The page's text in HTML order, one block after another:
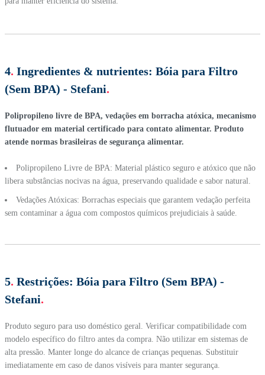
4. Ingredientes & nutrientes: Bóia para Filtro
(Sem BPA) - Stefani.
Polipropileno livre de BPA, vedações em borracha atóxica, mecanismo
flutuador em material certificado para contato alimentar. Produto
atende normas brasileiras de segurança alimentar.
Polipropileno Livre de BPA: Material plástico seguro e atóxico que não
libera substâncias nocivas na água, preservando qualidade e sabor natural.
Vedações Atóxicas: Borrachas especiais que garantem vedação perfeita
sem contaminar a água com compostos químicos prejudiciais à saúde.
5. Restrições: Bóia para Filtro (Sem BPA) -
Stefani.
Produto seguro para uso doméstico geral. Verificar compatibilidade com
modelo específico do filtro antes da compra. Não utilizar em sistemas de
alta pressão. Manter longe do alcance de crianças pequenas. Substituir
imediatamente em caso de danos visíveis para manter segurança.